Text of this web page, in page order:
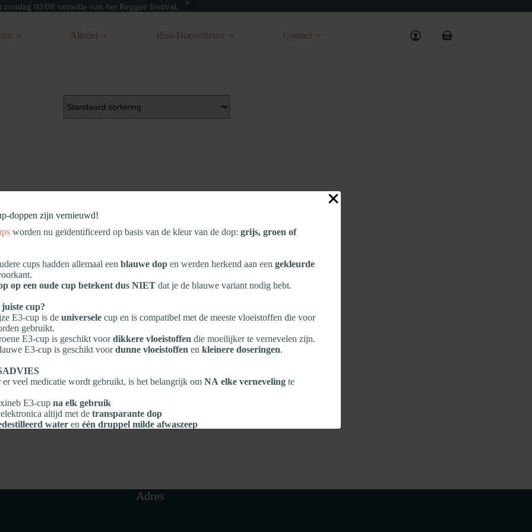
02/08 omwille van het Reggae festival.
zijn vernieuwd!
worden nu geïdentificeerd op basis van de kleur van de dop: grijs, groen of
cups hadden allemaal een blauwe dop en werden herkend aan een gekleurde
op een oude cup betekent dus NIET dat je de blauwe variant nodig hebt.
cup?
E3‑cup is de universele cup en is compatibel met de meeste vloeistoffen die voor
gebruikt.
E3‑cup is geschikt voordikkere vloeistoffen die moeilijker te vernevelen zijn.
E3‑cup is geschikt voordunne vloeistoffen en kleinere doseringen.
er veel medicatie wordt gebruikt, is het belangrijk om NA elke verneveling te
E3‑cup na elk gebruik
altijd met de transparante dop
water en één druppel milde afwaszeep
Allerlei Huis/Hoevedieren Contact
Shopping
Adres